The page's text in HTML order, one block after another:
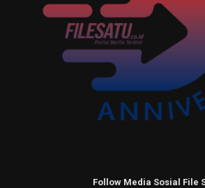
Follow Media Sosial File